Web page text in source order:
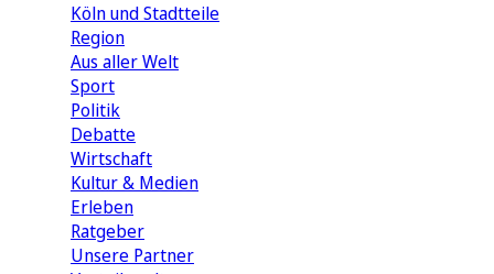
Köln und Stadtteile
Region
Aus aller Welt
Sport
Politik
Debatte
Wirtschaft
Kultur & Medien
Erleben
Ratgeber
Unsere Partner